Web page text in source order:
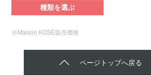
種類を選ぶ
※Maison KOSÉ販売価格
ページトップへ戻る